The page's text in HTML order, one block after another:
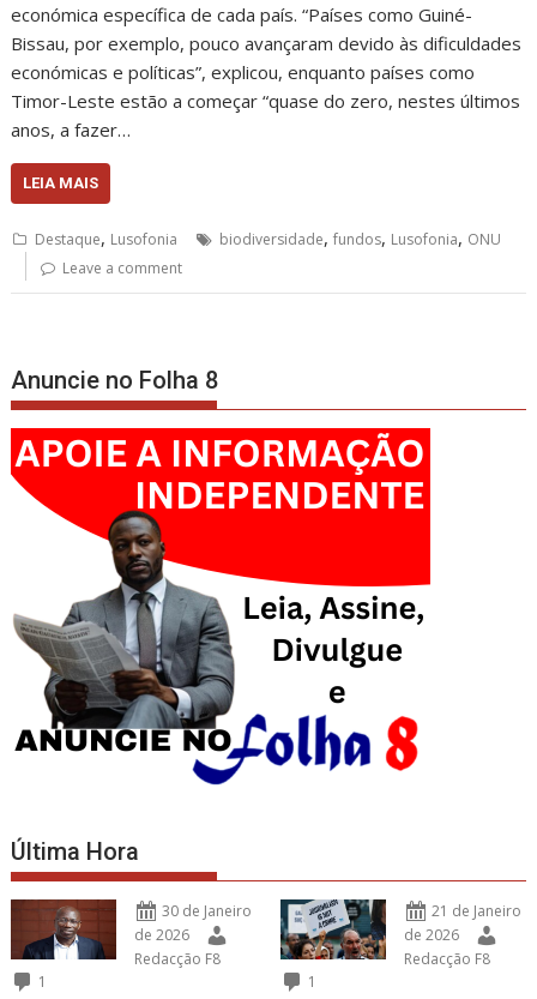
económica específica de cada país. “Países como Guiné-
Bissau, por exemplo, pouco avançaram devido às dificuldades
económicas e políticas”, explicou, enquanto países como
Timor-Leste estão a começar “quase do zero, nestes últimos
anos, a fazer…
LEIA MAIS
Destaque, Lusofonia biodiversidade,fundos, Lusofonia, ONU
Leave a comment
Anuncie no Folha 8
Última Hora
30 de Janeiro
de 2026
Redacção F8
1
21 de Janeiro
de 2026
Redacção F8
1